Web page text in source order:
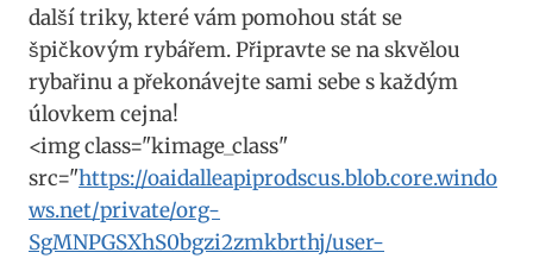
další triky, které vám pomohou stát se
špičkovým rybářem. Připravte se na skvělou
rybařinu a překonávejte sami sebe s každým
úlovkem cejna!
<img class="kimage_class"
src="https://oaidalleapiprodscus.blob.core.windo
ws.net/private/org-
SgMNPGSXhS0bgzi2zmkbrthj/user-